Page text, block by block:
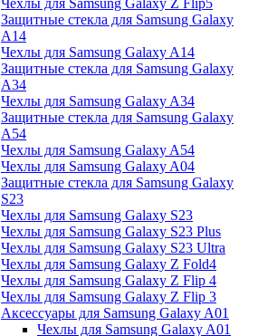
Защитные стекла для Samsung Galaxy
A14
Чехлы для Samsung Galaxy A14
Защитные стекла для Samsung Galaxy
A34
Чехлы для Samsung Galaxy A34
Защитные стекла для Samsung Galaxy
A54
Чехлы для Samsung Galaxy A54
Чехлы для Samsung Galaxy A04
Защитные стекла для Samsung Galaxy
S23
Чехлы для Samsung Galaxy S23
Чехлы для Samsung Galaxy S23 Plus
Чехлы для Samsung Galaxy S23 Ultra
Чехлы для Samsung Galaxy Z Fold4
Чехлы для Samsung Galaxy Z Flip 4
Чехлы для Samsung Galaxy Z Flip 3
Аксессуары для Samsung Galaxy A01
Чехлы для Samsung Galaxy A01